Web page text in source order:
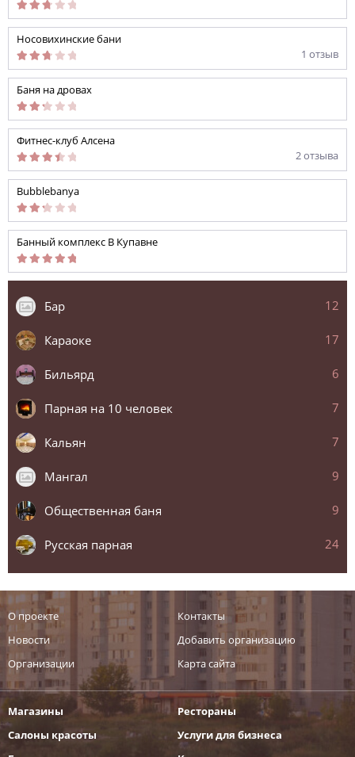
Носовихинские бани
1 отзыв
Баня на дрoвах
Фитнес-клуб Алсена
2 отзыва
Bubblebanya
Банный комплекс В Купавне
Бар 12
Караоке 17
Бильярд 6
Парная на 10 человек 7
Кальян 7
Мангал 9
Общественная баня 9
Русская парная 24
О проекте
Новости
Организации
Контакты
Добавить организацию
Карта сайта
Магазины
Салоны красоты
Рестораны
Услуги для бизнеса